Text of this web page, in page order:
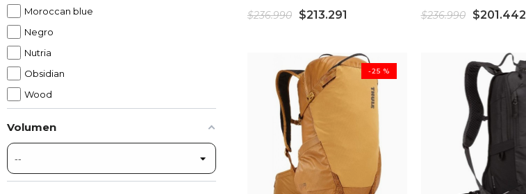
Moroccan blue
Negro
Nutria
Obsidian
Wood
Volumen
$236.990
$213.291 $236.990 $201.442
-25 %